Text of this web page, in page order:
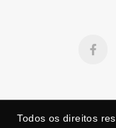
Todos os direitos